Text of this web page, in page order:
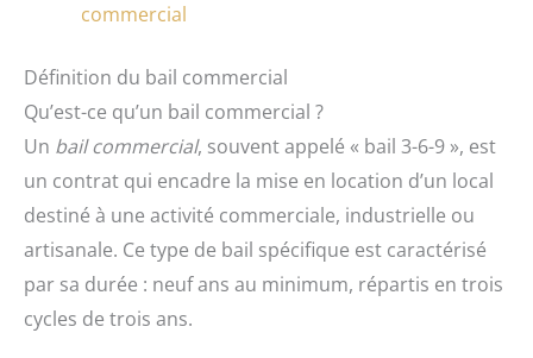
commercial
Définition du bail commercial
Qu’est-ce qu’un bail commercial ?
Un bail commercial, souvent appelé « bail 3-6-9 », est
un contrat qui encadre la mise en location d’un local
destiné à une activité commerciale, industrielle ou
artisanale. Ce type de bail spécifique est caractérisé
par sa durée : neuf ans au minimum, répartis en trois
cycles de trois ans.